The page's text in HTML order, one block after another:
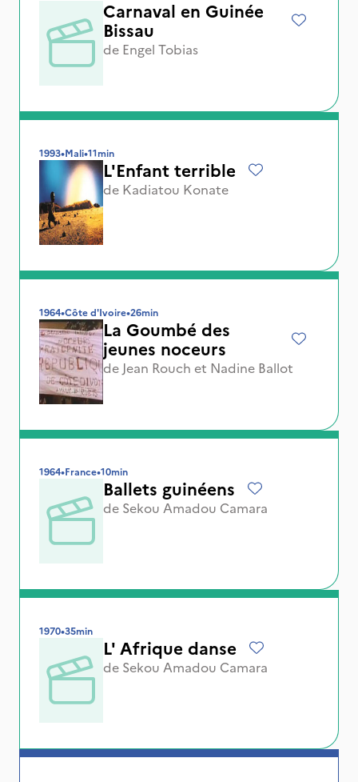
Carnaval en Guinée
Bissau
de Engel Tobias
1993•Mali•11min
L'Enfant terrible
de Kadiatou Konate
1964•Côte d'Ivoire•26min
La Goumbé des
jeunes noceurs
de Jean Rouch et Nadine Ballot
1964•France•10min
Ballets guinéens
de Sekou Amadou Camara
1970•35min
L' Afrique danse
de Sekou Amadou Camara